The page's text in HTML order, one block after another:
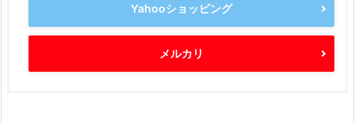
Yahooショッピング
メルカリ